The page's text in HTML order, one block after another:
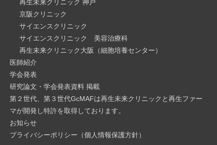
再生未来クリニック 神戸
京阪クリニック
サイエンスクリニック
サイエンスクリニック 美容治療科
再生未来クリニック大阪（細胞培養センター）
医師紹介
学会発表
研究論文・学会発表資料 掲載
第２世代、第３世代GcMAFは再生未来クリニックと再生ファー
マが開発し特許を取得しております。
お知らせ
プライバシーポリシー（個人情報保護方針）